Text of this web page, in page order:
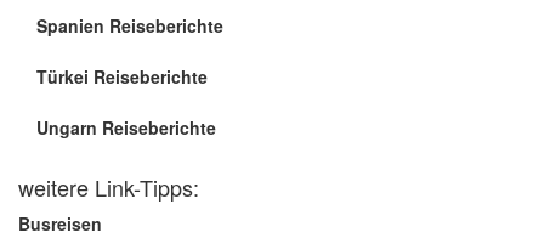
Spanien Reiseberichte
Türkei Reiseberichte
Ungarn Reiseberichte
weitere Link-Tipps:
Busreisen